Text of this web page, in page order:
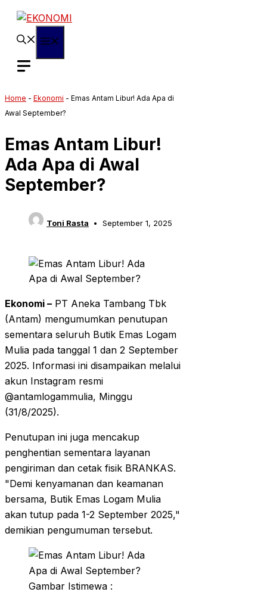
Langsung
Home - Ekonomi - Emas Antam Libur! Ada Apa di
Awal September?
Emas Antam Libur!
Ada Apa di Awal
September?
Toni Rasta September 1, 2025
Ekonomi – PT Aneka Tambang Tbk
(Antam) mengumumkan penutupan
sementara seluruh Butik Emas Logam
Mulia pada tanggal 1 dan 2 September
2025. Informasi ini disampaikan melalui
akun Instagram resmi
@antamlogammulia, Minggu
(31/8/2025).
Penutupan ini juga mencakup
penghentian sementara layanan
pengiriman dan cetak fisik BRANKAS.
"Demi kenyamanan dan keamanan
bersama, Butik Emas Logam Mulia
akan tutup pada 1-2 September 2025,"
demikian pengumuman tersebut.
Gambar Istimewa :